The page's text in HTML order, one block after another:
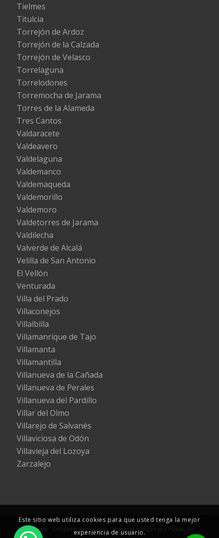
Tielmes
Titulcia
Torrejón de Ardoz
Torrejón de la Calzada
Torrejón de Velasco
Torrelaguna
Torrelodones
Torremocha de Jarama
Torres de la Alameda
Tres Cantos
Valdaracete
Valdeavero
Valdelaguna
Valdemanco
Valdemaqueda
Valdemorillo
Valdemoro
Valdetorres de Jarama
Valdilecha
Valverde de Alcalá
Velilla de San Antonio
El Vellón
Venturada
Villa del Prado
Villaconejos
Villalbilla
Villamanrique de Tajo
Villamanta
Villamantilla
Villanueva de la Cañada
Villanueva de Perales
Villanueva del Pardillo
Villar del Olmo
Villarejo de Salvanés
Villaviciosa de Odón
Villavieja del Lozoya
Zarzalejo
© Copyright - ObrasHormigon.com - Hormigón Impreso y Pulido en
Este sitio web utiliza cookies para que usted tenga la mejor
experiencia de usuario.